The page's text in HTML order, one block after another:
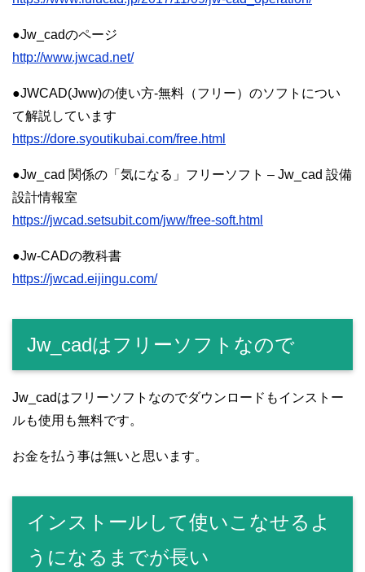
●Jw_cadのページ
http://www.jwcad.net/
●JWCAD(Jww)の使い方-無料（フリー）のソフトについ
て解説しています
https://dore.syoutikubai.com/free.html
●Jw_cad 関係の「気になる」フリーソフト – Jw_cad 設備
設計情報室
https://jwcad.setsubit.com/jww/free-soft.html
●Jw-CADの教科書
https://jwcad.eijingu.com/
Jw_cadはフリーソフトなので
Jw_cadはフリーソフトなのでダウンロードもインストー
ルも使用も無料です。
お金を払う事は無いと思います。
インストールして使いこなせるよ
うになるまでが長い